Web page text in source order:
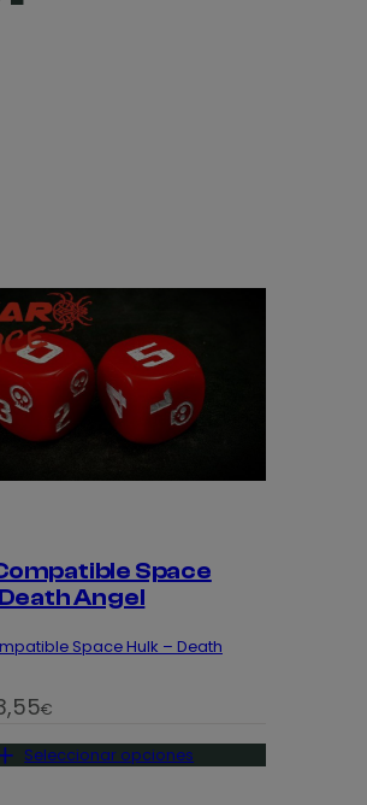
Space
Angel
Space Hulk – Death
€
Seleccionar opciones